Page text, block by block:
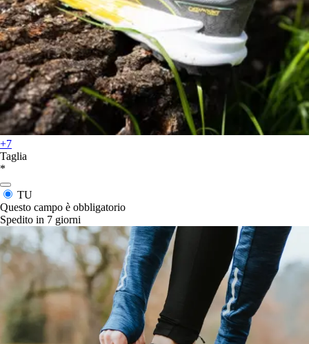
+7
Taglia
*
TU
Questo campo è obbligatorio
Spedito in 7 giorni